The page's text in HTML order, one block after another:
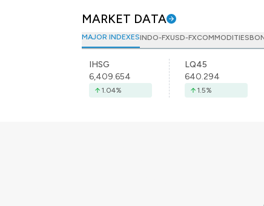
MARKET DATA
MAJOR INDEXESINDO-FXUSD-FXCOMMODITIES
IHSG
6,409.654
1.04%
LQ45
640.294
1.5%